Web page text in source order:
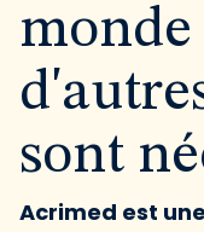
monde
sont
Acrimed est